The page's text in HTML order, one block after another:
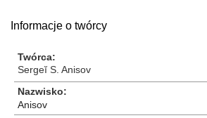
Informacje o twórcy
Twórca
Sergeĭ S. Anisov
Nazwisko
Anisov